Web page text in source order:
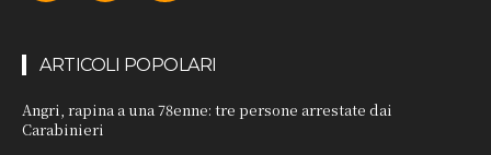
ARTICOLI POPOLARI
Angri, rapina a una 78enne: tre persone arrestate dai
Carabinieri